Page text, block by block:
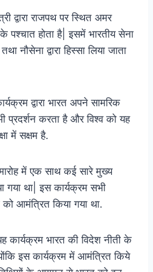
द्वारा राजपथ पर स्थित अमर
पश्चात होता है| इसमें भारतीय सेना
नौसेना द्वारा हिस्सा लिया जाता
द्वारा भारत अपने सामरिक
प्रदर्शन करता है और विश्व को यह
में सक्षम है.
में एक साथ कई सारे मुख्य
गया था| इस कार्यक्रम सभी
आमंत्रित किया गया था.
कार्यक्रम भारत की विदेश नीती के
इस कार्यक्रम में आमंत्रित किये